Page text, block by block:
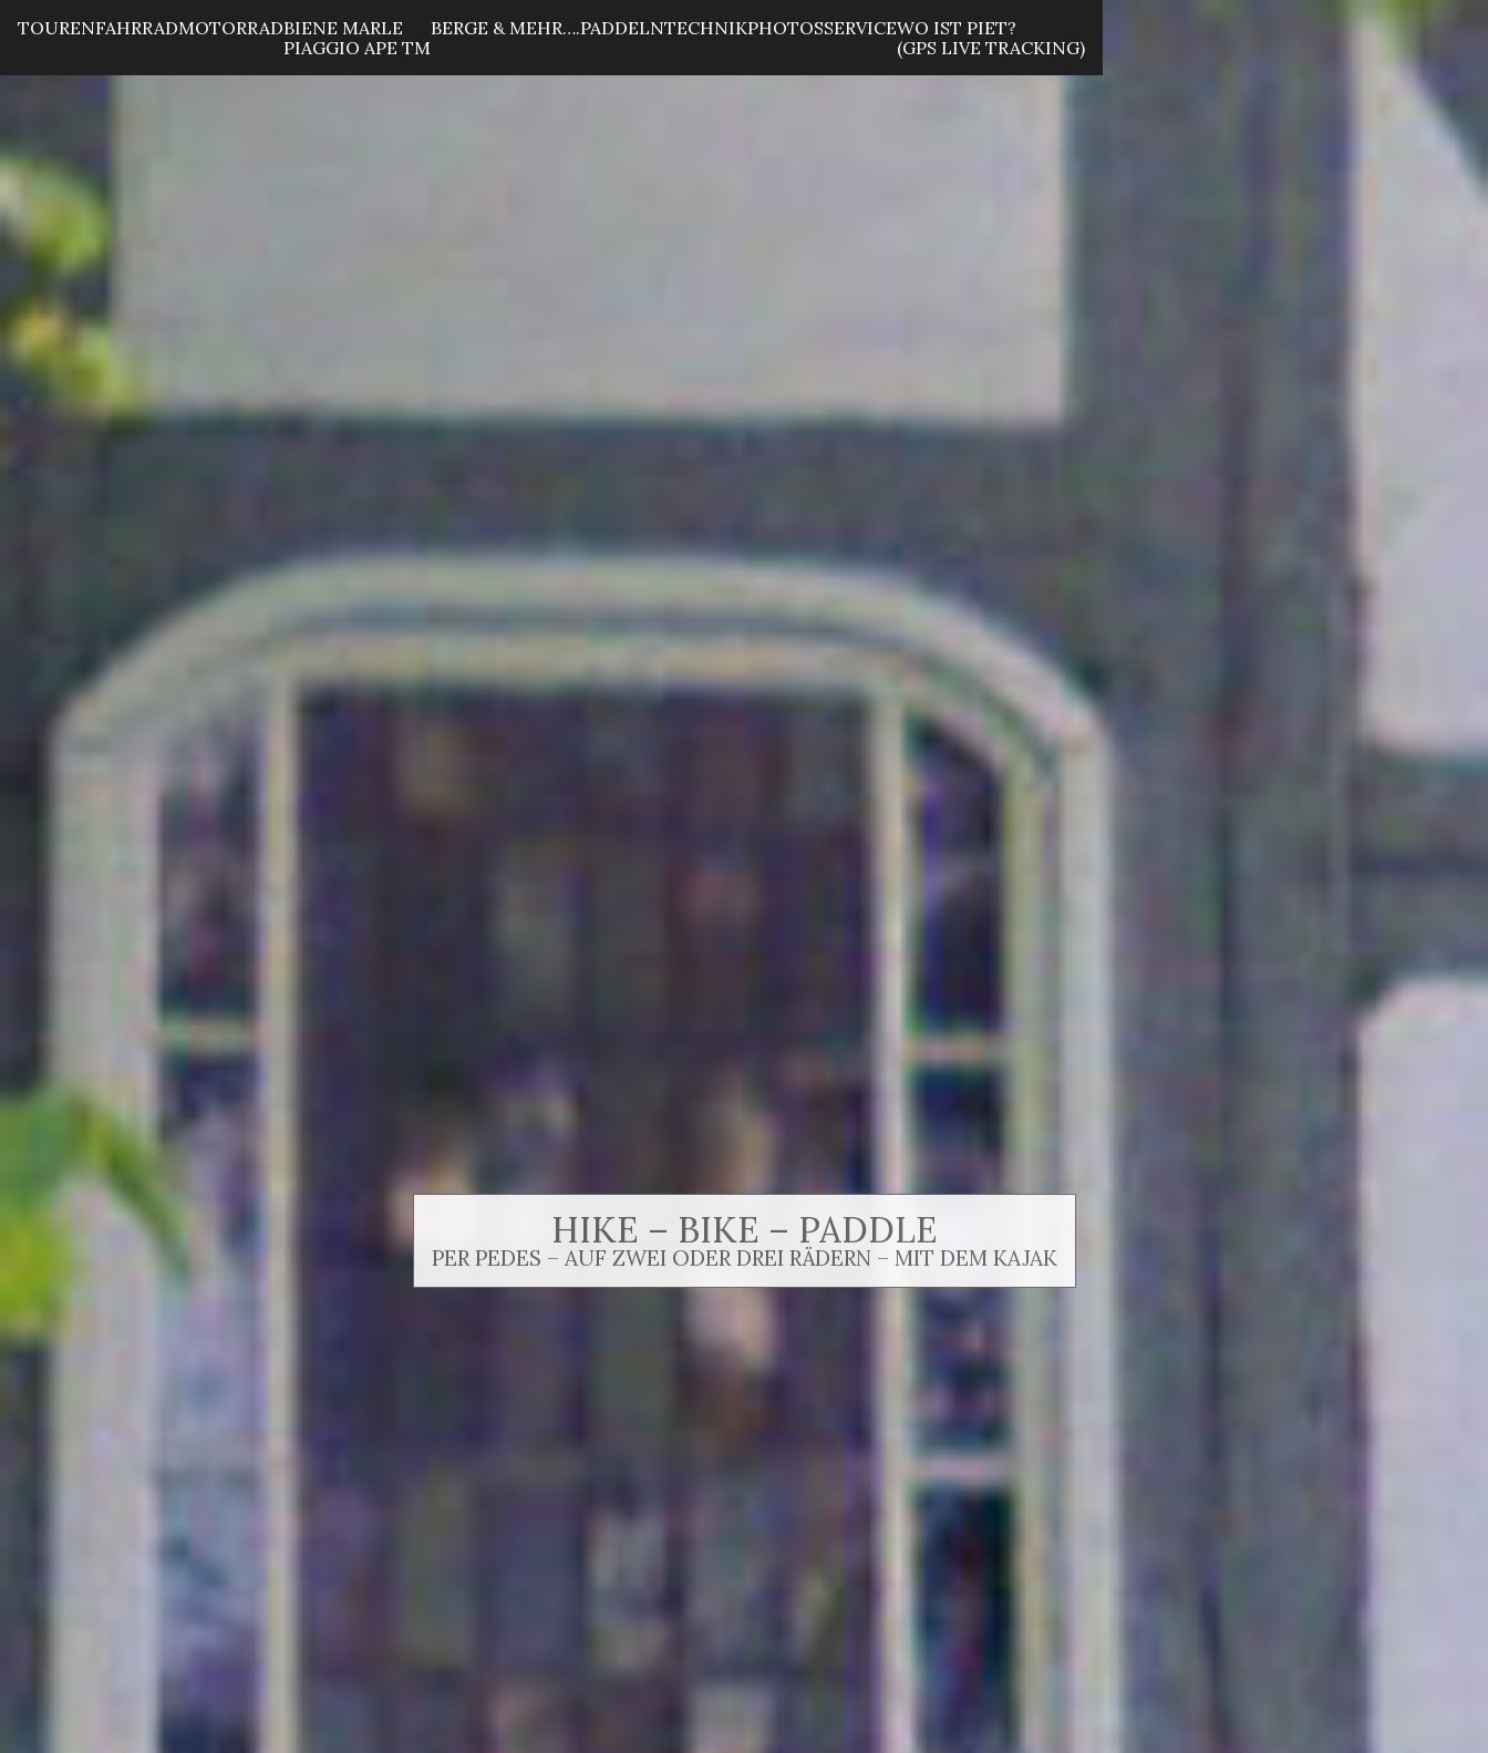
TOURENFAHRRADMOTORRADBIENE MARLE
PIAGGIO APE TM
BERGE & MEHR….PADDELNTECHNIKPHOTOSSERVICEWO IST PIET?
(GPS LIVE TRACKING)
HIKE – BIKE – PADDLE
PER PEDES – AUF ZWEI ODER DREI RÄDERN – MIT DEM KAJAK